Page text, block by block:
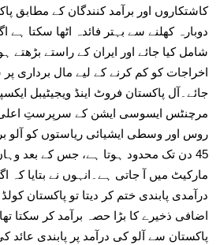
کاشتکاروں اور برآمد کنندگان کے مطابق
دوبارہ کھلنے سے بہتر فائدہ اٹھا سکتا ہے
شامل کیا جائے اور ایران کے راستے بڑھتے
اخراجات کو کم کرنے کے لیے مال برداری
جائے۔آل پاکستان فروٹ اینڈ ویجیٹیبل
مرچنٹس ایسوسی ایشن کے سرپرستِ اعلی
روس اور وسطی ایشیائی ریاستوں کو آلو
45 دن تک محدود ہوتا ہے، جس کے بعد
مارکیٹ میں آ جاتی ہے۔انہوں نے بتایا کہ
درآمدی پابندی ختم کر دیتا تو پاکستان
پاکستان سے آلو کی درآمد پر پابندی